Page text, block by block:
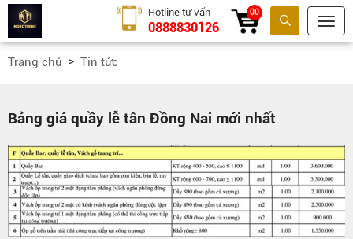
Tìm kiếm
Hotline tư vấn
0888830126
00
Trang chủ Tin tức
Bảng giá quầy lễ tân Đồng Nai mới nhất